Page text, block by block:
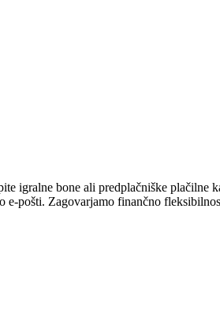
igralne bone ali predplačniške plačilne
pošti. Zagovarjamo finančno